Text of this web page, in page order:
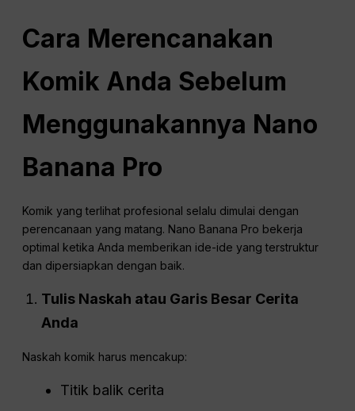
Cara Merencanakan
Komik Anda Sebelum
Menggunakannya Nano
Banana Pro
Komik yang terlihat profesional selalu dimulai dengan
perencanaan yang matang. Nano Banana Pro bekerja
optimal ketika Anda memberikan ide-ide yang terstruktur
dan dipersiapkan dengan baik.
Tulis Naskah atau Garis Besar Cerita
Anda
Naskah komik harus mencakup:
Titik balik cerita